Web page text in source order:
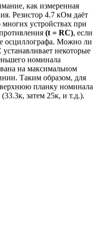
как измеренная
Резистор 4.7 кОм даёт
устройствах при
(t = RC), если
осциллографа. Можно ли
некоторые
номинала
на максимальном
Таким образом, для
верхнюю планку номинала
затем 25к, и т.д.).